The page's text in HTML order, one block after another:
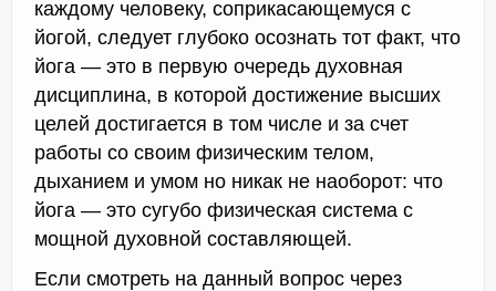
каждому человеку, соприкасающемуся с
йогой, следует глубоко осознать тот факт, что
йога — это в первую очередь духовная
дисциплина, в которой достижение высших
целей достигается в том числе и за счет
работы со своим физическим телом,
дыханием и умом но никак не наоборот: что
йога — это сугубо физическая система с
мощной духовной составляющей.
Если смотреть на данный вопрос через